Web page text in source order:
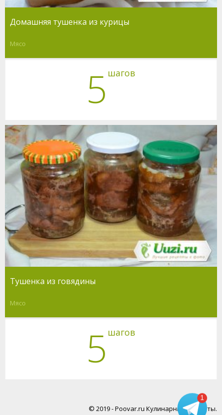
Домашняя тушенка из курицы
Мясо
5 шагов
Тушенка из говядины
Мясо
5 шагов
© 2019 - Poovar.ru Кулинарные рецепты.
1